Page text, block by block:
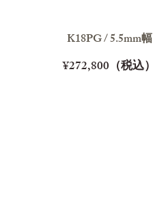
K18PG / 5.5mm幅
¥272,800（税込）